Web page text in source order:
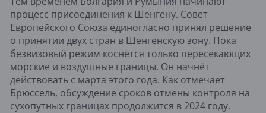
процесс присоединения к Шенгену. Совет
Европейского Союза единогласно принял решение
о принятии двух стран в Шенгенскую зону. Пока
безвизовый режим коснётся только пересекающих
морские и воздушные границы. Он начнёт
действовать с марта этого года. Как отмечает
Брюссель, обсуждение сроков отмены контроля на
сухопутных границах продолжится в 2024 году.